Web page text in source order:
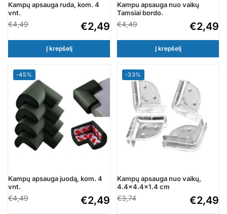
Kampų apsauga ruda, kom. 4
vnt.
€4,49 €2,49
Į krepšelį
Kampu apsauga nuo vaikų
Tamsiai bordo.
€4,49 €2,49
Į krepšelį
-45%
Kampų apsauga juodą, kom. 4
vnt.
€4,49 €2,49
-33%
Kampų apsauga nuo vaikų,
4.4×4.4×1.4 cm
€3,74 €2,49